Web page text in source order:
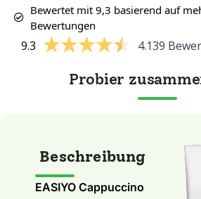
Bewertet mit 9,3 basierend auf
Bewertungen
9.3 4.139
Probier
Beschreibung
EASIYO Cappuccino